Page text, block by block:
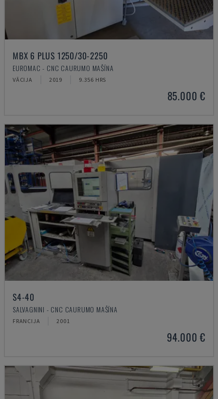
MBX 6 PLUS 1250/30-2250
EUROMAC - CNC CAURUMO MAŠĪNA
VĀCIJA 2019 9.356 HRS
85.000 €
S4-40
SALVAGNINI - CNC CAURUMO MAŠĪNA
FRANCIJA 2001
94.000 €